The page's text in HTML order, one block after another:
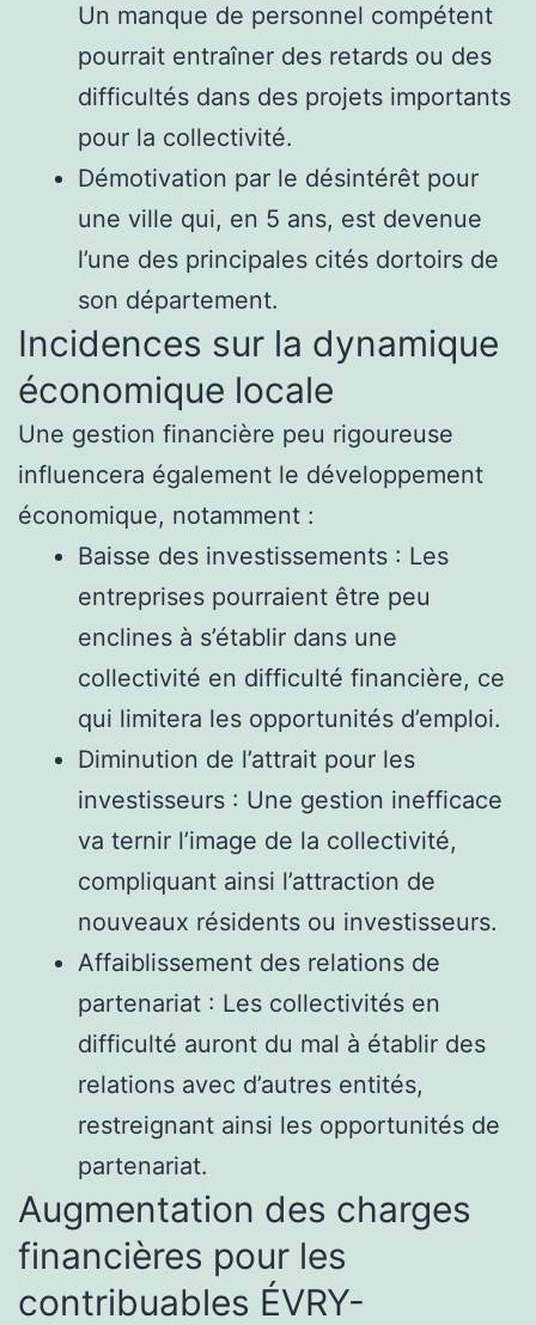
Un manque de personnel compétent
pourrait entraîner des retards ou des
difficultés dans des projets importants
pour la collectivité.
Démotivation par le désintérêt pour
une ville qui, en 5 ans, est devenue
l’une des principales cités dortoirs de
son département.
Incidences sur la dynamique
économique locale
Une gestion financière peu rigoureuse
influencera également le développement
économique, notamment :
Baisse des investissements : Les
entreprises pourraient être peu
enclines à s’établir dans une
collectivité en difficulté financière, ce
qui limitera les opportunités d’emploi.
Diminution de l’attrait pour les
investisseurs : Une gestion inefficace
va ternir l’image de la collectivité,
compliquant ainsi l’attraction de
nouveaux résidents ou investisseurs.
Affaiblissement des relations de
partenariat : Les collectivités en
difficulté auront du mal à établir des
relations avec d’autres entités,
restreignant ainsi les opportunités de
partenariat.
Augmentation des charges
financières pour les
contribuables ÉVRY-